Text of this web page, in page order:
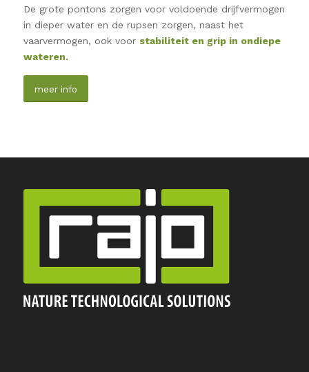
De grote pontons zorgen voor voldoende drijfvermogen
in dieper water en de rupsen zorgen, naast het
vaarvermogen, ook voor stabiliteit en grip in ondiepe
wateren.
meer info